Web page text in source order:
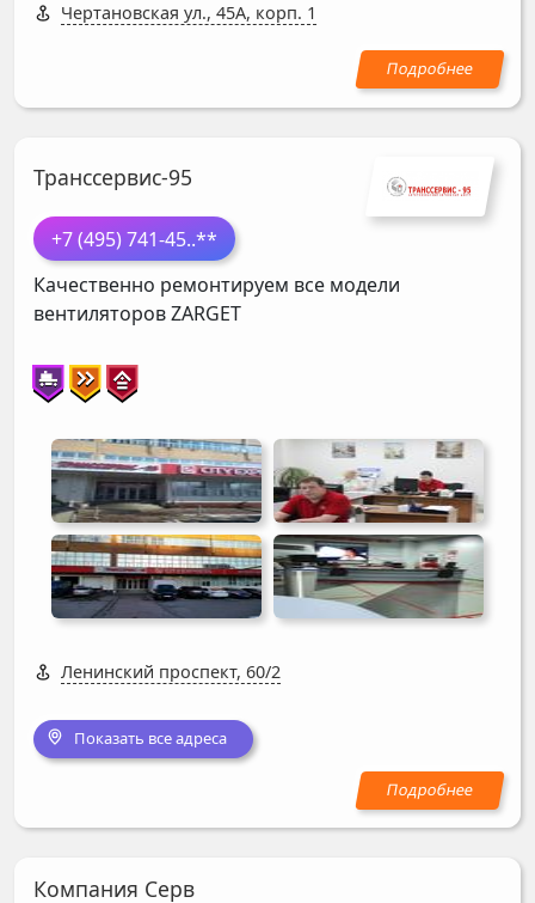
Чертановская ул., 45А, корп. 1
Транссервис-95
+7 (495) 741-45..**
Качественно ремонтируем все модели
вентиляторовZARGET
Ленинский проспект, 60/2
Показать все адреса
Компания Серв